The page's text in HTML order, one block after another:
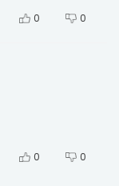
0 0
0 0